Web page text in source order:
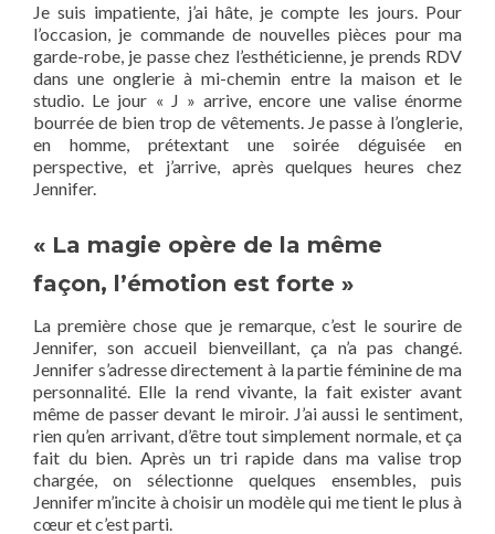
Je suis impatiente, j’ai hâte, je compte les jours. Pour
l’occasion, je commande de nouvelles pièces pour ma
garde-robe, je passe chez l’esthéticienne, je prends RDV
dans une onglerie à mi-chemin entre la maison et le
studio. Le jour « J » arrive, encore une valise énorme
bourrée de bien trop de vêtements. Je passe à l’onglerie,
en homme, prétextant une soirée déguisée en
perspective, et j’arrive, après quelques heures chez
Jennifer.
« La magie opère de la même
façon, l’émotion est forte »
La première chose que je remarque, c’est le sourire de
Jennifer, son accueil bienveillant, ça n’a pas changé.
Jennifer s’adresse directement à la partie féminine de ma
personnalité. Elle la rend vivante, la fait exister avant
même de passer devant le miroir. J’ai aussi le sentiment,
rien qu’en arrivant, d’être tout simplement normale, et ça
fait du bien. Après un tri rapide dans ma valise trop
chargée, on sélectionne quelques ensembles, puis
Jennifer m’incite à choisir un modèle qui me tient le plus à
cœur et c’est parti.